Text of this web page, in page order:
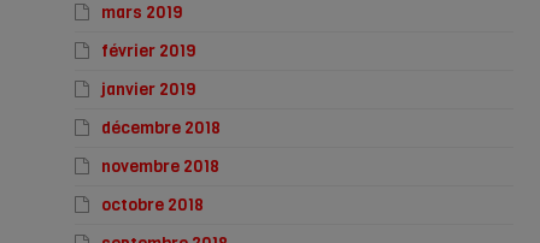
mars 2019
février 2019
janvier 2019
décembre 2018
novembre 2018
octobre 2018